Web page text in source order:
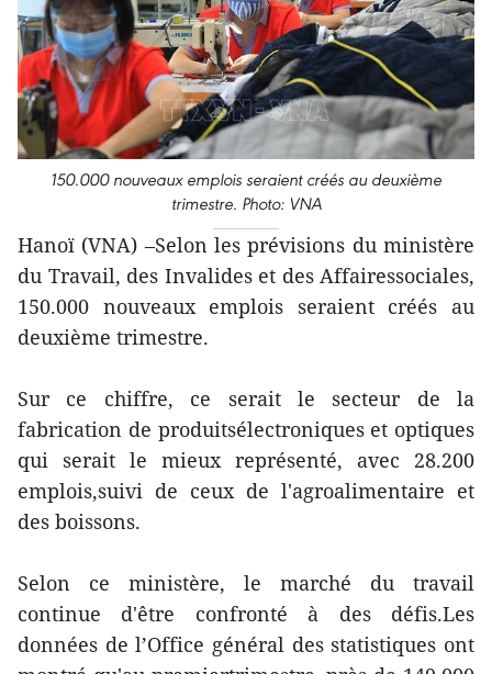
150.000 nouveaux emplois seraient créés au deuxième
trimestre. Photo: VNA
Hanoï (VNA) –Selon les prévisions du ministère
du Travail, des Invalides et des Affairessociales,
150.000 nouveaux emplois seraient créés au
deuxième trimestre.
Sur ce chiffre, ce serait le secteur de la
fabrication de produitsélectroniques et optiques
qui serait le mieux représenté, avec 28.200
emplois,suivi de ceux de l'agroalimentaire et
des boissons.
Selon ce ministère, le marché du travail
continue d'être confronté à des défis.Les
données de l’Office général des statistiques ont